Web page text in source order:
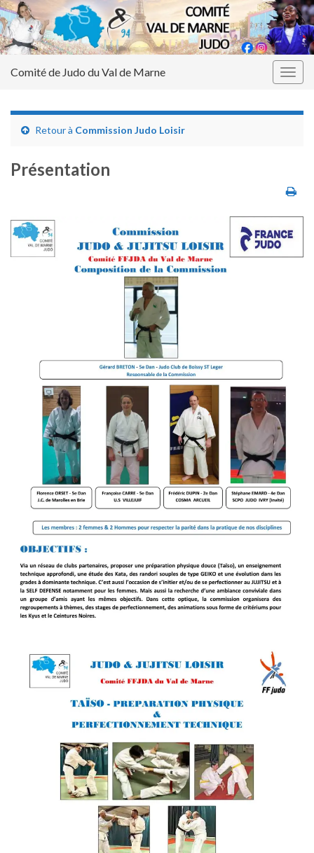
Comité de Judo du Val de Marne
Retour à Commission Judo Loisir
Présentation